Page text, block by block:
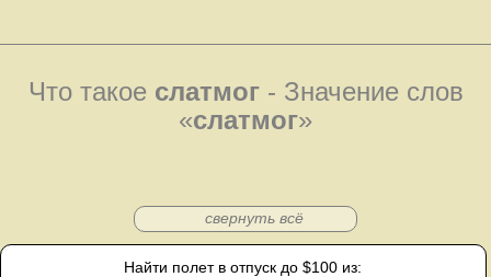
Что такое слатмог- Значение слов
«слатмог»
свернуть всё
Найти полет в отпуск до $100 из: